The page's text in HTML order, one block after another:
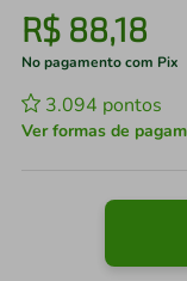
R$ 88,18
No pagamento com Pix
3.094 pontos
Ver formas de